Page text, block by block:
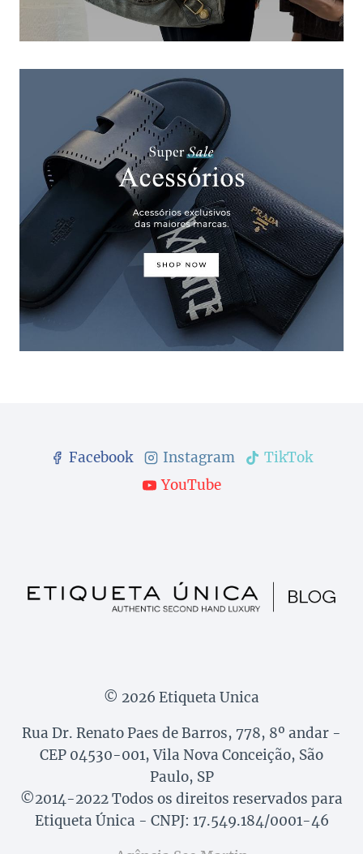
Facebook Instagram
TikTok
YouTube
© 2026 Etiqueta Unica
Rua Dr. Renato Paes de Barros, 778, 8º andar -
CEP 04530-001, Vila Nova Conceição, São
Paulo, SP
©2014-2022 Todos os direitos reservados para
Etiqueta Única - CNPJ: 17.549.184/0001-46